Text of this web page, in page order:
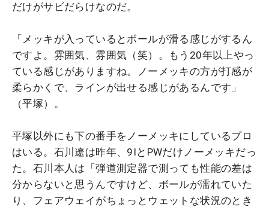
だけがサビだらけなのだ。
「メッキが入っているとボールが滑る感じがするん
ですよ。雰囲気、雰囲気（笑）。もう20年以上やっ
ている感じがありますね。ノーメッキの方が打感が
柔らかくで、ラインが出せる感じがあるんです」
（平塚）。
平塚以外にも下の番手をノーメッキにしているプロ
はいる。石川遼は昨年、9IとPWだけノーメッキだっ
た。石川本人は「弾道測定器で測っても性能の差は
分からないと思うんですけど、ボールが濡れていた
り、フェアウェイがちょっとウェットな状況のとき